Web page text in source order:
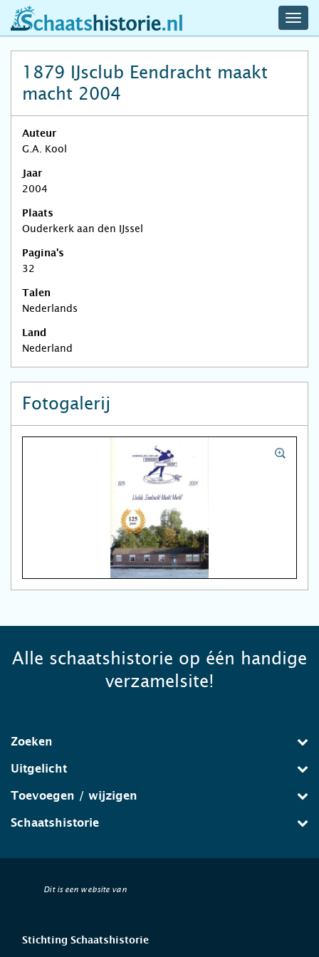
schaatshistorie.nl
1879 IJsclub Eendracht maakt
macht 2004
Auteur
G.A. Kool
Jaar
2004
Plaats
Ouderkerk aan den IJssel
Pagina's
32
Talen
Nederlands
Land
Nederland
Fotogalerij
Alle schaatshistorie op één handige
verzamelsite!
Zoeken
Uitgelicht
Toevoegen / wijzigen
Schaatshistorie
Dit is een website van
Stichting Schaatshistorie